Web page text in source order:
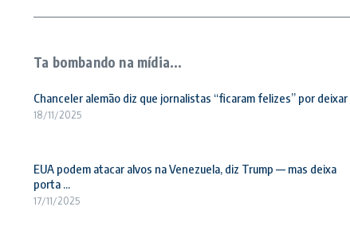
Ta bombando na mídia...
Chanceler alemão diz que jornalistas “ficaram felizes” por deixar
18/11/2025
EUA podem atacar alvos na Venezuela, diz Trump — mas deixa
porta ...
17/11/2025